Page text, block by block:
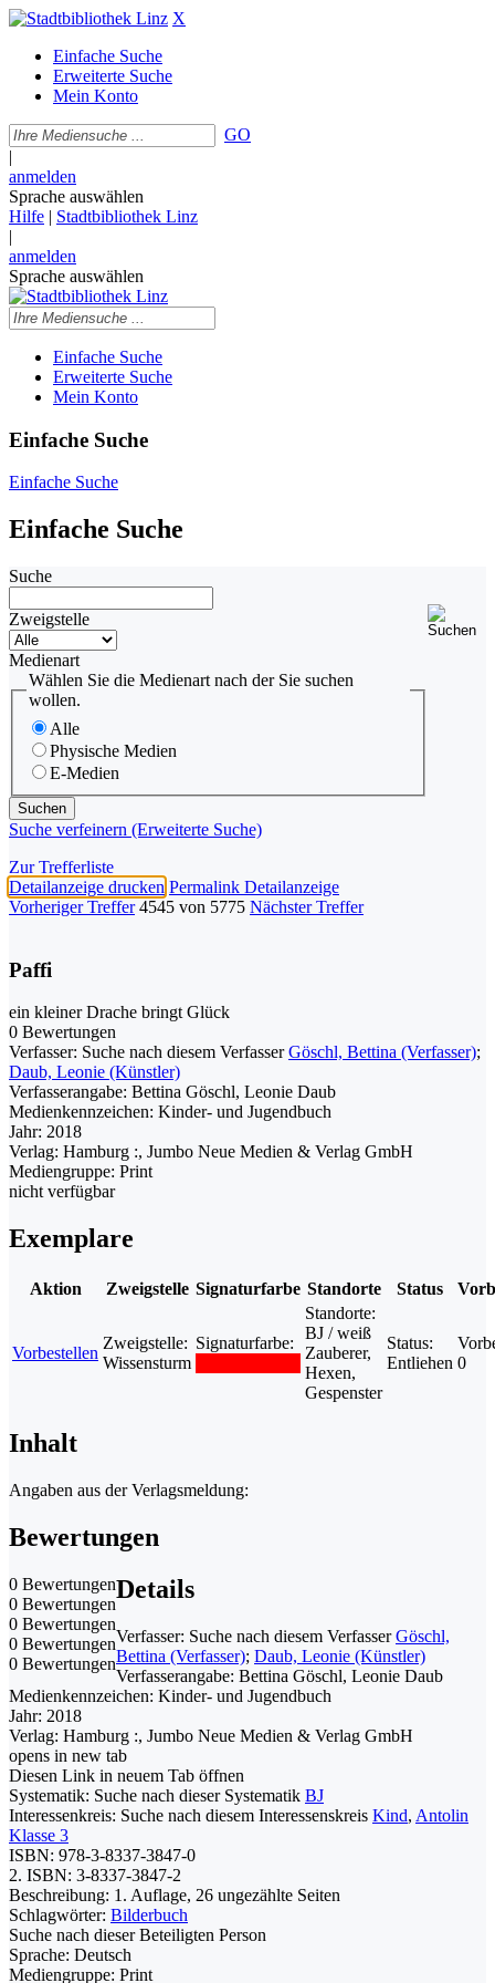
X
Einfache Suche
Erweiterte Suche
Mein Konto
GO
|
anmelden
Sprache auswählen
Hilfe | Stadtbibliothek Linz
|
anmelden
Sprache auswählen
Einfache Suche
Erweiterte Suche
Mein Konto
Einfache Suche
Einfache Suche
Einfache Suche
Suche
Zweigstelle
Medienart
Wählen Sie die Medienart nach der Sie suchen
wollen.
Alle
Physische Medien
E-Medien
Suche verfeinern (Erweiterte Suche)
Zur Trefferliste
Detailanzeige drucken Permalink Detailanzeige
Vorheriger Treffer 4545 von 5775 Nächster Treffer
Paffi
ein kleiner Drache bringt Glück
0 Bewertungen
Verfasser: Suche nach diesem Verfasser Göschl, Bettina (Verfasser);
Daub, Leonie (Künstler)
Verfasserangabe: Bettina Göschl, Leonie Daub
Medienkennzeichen: Kinder- und Jugendbuch
Jahr: 2018
Verlag: Hamburg :, Jumbo Neue Medien & Verlag GmbH
Mediengruppe: Print
nicht verfügbar
Exemplare
Aktion Zweigstelle Signaturfarbe Standorte Status
Vorbestellen
Zweigstelle:
Wissensturm
Signaturfarbe:
Standorte:
BJ / weiß
Zauberer,
Hexen,
Gespenster
Status:
Entliehen 0
Inhalt
Angaben aus der Verlagsmeldung:
Bewertungen
0 Bewertungen
0 Bewertungen
0 Bewertungen
0 Bewertungen
0 Bewertungen
Details
Verfasser: Suche nach diesem Verfasser Göschl,
Bettina (Verfasser); Daub, Leonie (Künstler)
Verfasserangabe: Bettina Göschl, Leonie Daub
Medienkennzeichen: Kinder- und Jugendbuch
Jahr: 2018
Verlag: Hamburg :, Jumbo Neue Medien & Verlag GmbH
opens in new tab
Diesen Link in neuem Tab öffnen
Systematik: Suche nach dieser Systematik BJ
Interessenkreis: Suche nach diesem Interessenskreis Kind, Antolin
Klasse 3
ISBN: 978-3-8337-3847-0
2. ISBN: 3-8337-3847-2
Beschreibung: 1. Auflage, 26 ungezählte Seiten
Schlagwörter: Bilderbuch
Suche nach dieser Beteiligten Person
Sprache: Deutsch
Mediengruppe: Print